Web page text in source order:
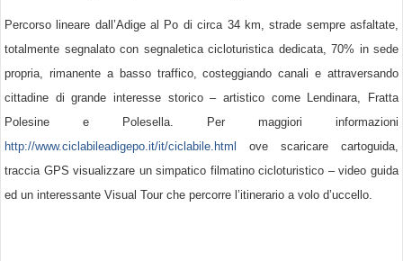
Percorso lineare dall’Adige al Po di circa 34 km, strade sempre asfaltate,
totalmente segnalato con segnaletica cicloturistica dedicata, 70% in sede
propria, rimanente a basso traffico, costeggiando canali e attraversando
cittadine di grande interesse storico – artistico come Lendinara, Fratta
Polesine e Polesella. Per maggiori informazioni
http://www.ciclabileadigepo.it/it/ciclabile.html ove scaricare cartoguida,
traccia GPS visualizzare un simpatico filmatino cicloturistico – video guida
ed un interessante Visual Tour che percorre l’itinerario a volo d’uccello.